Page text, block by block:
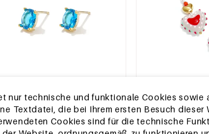
nur technische und funktionale Cookies
Textdatei, die bei Ihrem ersten Besuch
Cookies sind für die technische
2-5 TAGE
Ohrstecker, schlichte
2-5 TAGE
Ohrringe aus